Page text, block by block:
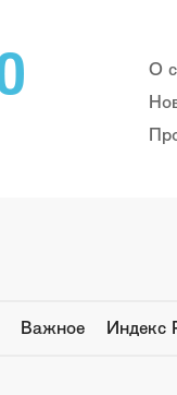
О
Важное Индекс